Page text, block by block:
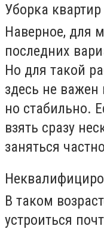
Уборка
Наверное, для
последних
Но для такой
здесь не важен
но стабильно.
взять сразу
заняться
В таком
устроиться